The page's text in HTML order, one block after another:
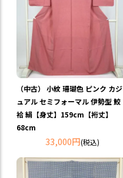
（中古） 小紋 珊瑚色 ピンク カジ
ュアル セミフォーマル 伊勢型 鮫
袷 絹【身丈】159cm【裄丈】
68cm
33,000円(税込)